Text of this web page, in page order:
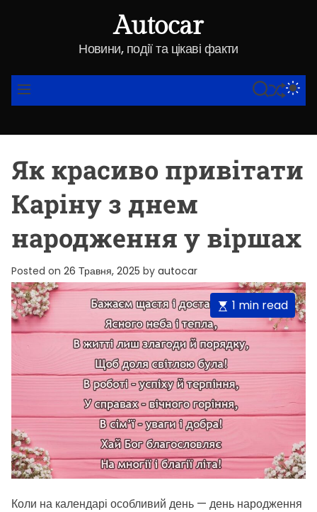
o
Autocar
Новини, події та цікаві факти
S
W
C
C
O
O
D
SHUFFLE
S
E
C
M
Як красиво привітати
Каріну з днем
народження у віршах
Posted on 26 Травня, 2025 by autocar
E
s
t
i
m
a
t
e
d
r
e
a
1 min read
Коли на календарі особливий день — день народження